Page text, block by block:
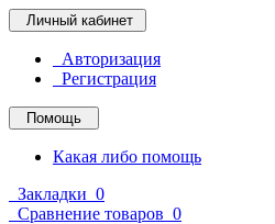
Личный кабинет
Авторизация
Регистрация
Помощь
Какая либо помощь
Закладки 0
Сравнение товаров 0